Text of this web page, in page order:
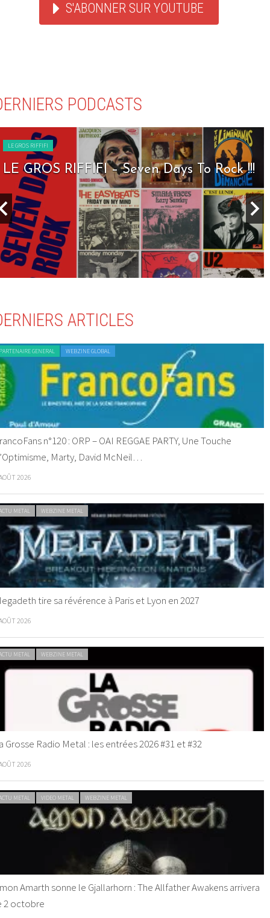
S'ABONNER SUR YOUTUBE
PODCASTS
LE GROS RIFFIFI
LE GROS RIFFIFI – Seven Days To Rock !!!
ARTICLES
GENERAL WEBZINE GLOBAL
n°120 : ORP – OAI REGGAE PARTY, Une Touche
Marty, David McNeil…
2026
METAL WEBZINE METAL
tire sa révérence à Paris et Lyon en 2027
2026
METAL WEBZINE METAL
Grosse Radio Metal : les entrées 2026 #31 et #32
2026
METAL VIDEO METAL WEBZINE METAL
Amarth sonne le Gjallarhorn : The Allfather Awakens arrivera
2 octobre